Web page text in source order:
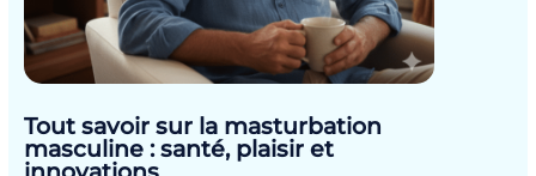
Tout savoir sur la masturbation
masculine : santé, plaisir et